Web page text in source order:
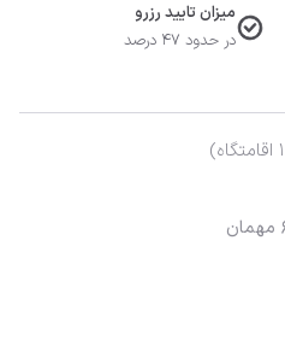
میزان تایید رزرو
در حدود 47 درصد
1 اقامتگاه)